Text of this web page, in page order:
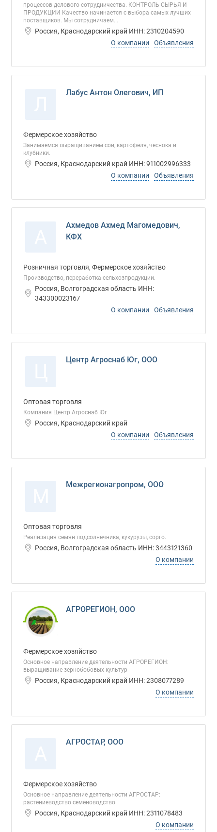
процессов делового сотрудничества. КОНТРОЛЬ СЫРЬЯ И
ПРОДУКЦИИ Качество начинается с выбора самых лучших
поставщиков. Мы сотрудничаем...
Россия, Краснодарский край ИНН: 2310204590
О компании
Объявления
Лабус Антон Олегович, ИП
Фермерское хозяйство
Занимаемся выращиванием сои, картофеля, чеснока и
клубники.
Россия, Краснодарский край ИНН: 911002996333
О компании
Объявления
Ахмедов Ахмед Магомедович,
КФХ
Розничная торговля, Фермерское хозяйство
Производство, переработка сельхозпродукции.
Россия, Волгоградская область ИНН:
343300023167
О компании
Объявления
Центр Агроснаб Юг, ООО
Оптовая торговля
Компания Центр Агроснаб Юг
Россия, Краснодарский край
О компании
Объявления
Межрегионагропром, ООО
Оптовая торговля
Реализация семян подсолнечника, кукурузы, сорго.
Россия, Волгоградская область ИНН: 3443121360
О компании
АГРОРЕГИОН, ООО
Фермерское хозяйство
Основное направление деятельности АГРОРЕГИОН:
выращивание зернобобовых культур
Россия, Краснодарский край ИНН: 2308077289
О компании
АГРОСТАР, ООО
Фермерское хозяйство
Основное направление деятельности АГРОСТАР:
растениеводство семеноводство
Россия, Краснодарский край ИНН: 2311078483
О компании